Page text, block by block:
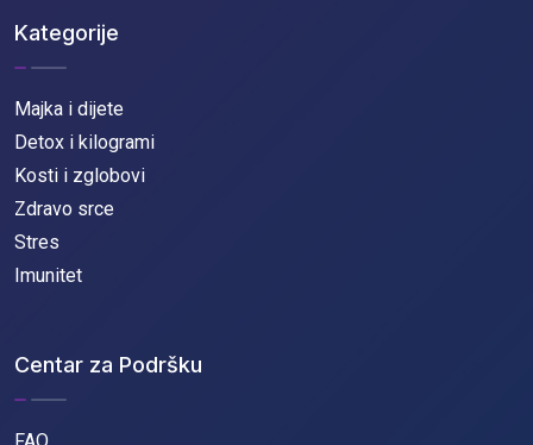
Kategorije
Majka i dijete
Detox i kilogrami
Kosti i zglobovi
Zdravo srce
Stres
Imunitet
Centar za Podršku